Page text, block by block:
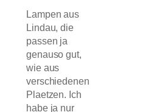
Lampen aus
Lindau, die
passen ja
genauso gut,
wie aus
verschiedenen
Plaetzen. Ich
habe ja nur